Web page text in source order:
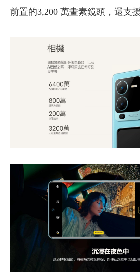
前置的3,200 萬畫素鏡頭，還支